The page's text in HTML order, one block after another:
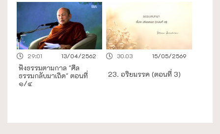
13/04/2562
29:01
ฟังธรรมตามกาล "ศีล
ธรรมกลับมาเถิด" ตอนที่
๑/๔
15/05/2569
30.03
23. อริยมรรค (ตอนที่ 3)